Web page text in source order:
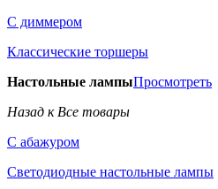
С диммером
Классические торшеры
Настольные лампыПросмотреть
Назад к Все товары
С абажуром
Светодиодные настольные лампы